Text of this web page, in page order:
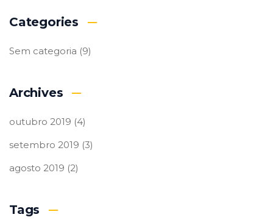
Categories
Sem categoria (9)
Archives
outubro 2019 (4)
setembro 2019 (3)
agosto 2019 (2)
Tags